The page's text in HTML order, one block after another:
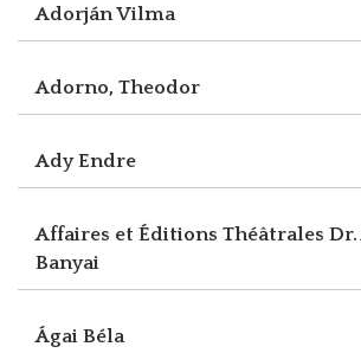
Adorján Vilma
Adorno, Theodor
Ady Endre
Affaires et Éditions Théâtrales
Banyai
Ágai Béla